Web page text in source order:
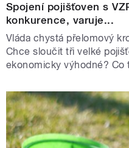
Spojení pojišťoven s
konkurence, varuje...
Vláda chystá přelomový
Chce sloučit tři velké
ekonomicky výhodné? Co